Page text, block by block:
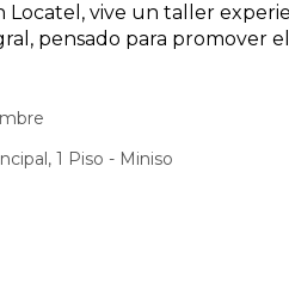
Locatel, vive un taller
pensado para promover
1 Piso - Miniso